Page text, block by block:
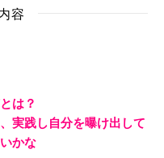
容
は？
実践し自分を曝け出して
かな